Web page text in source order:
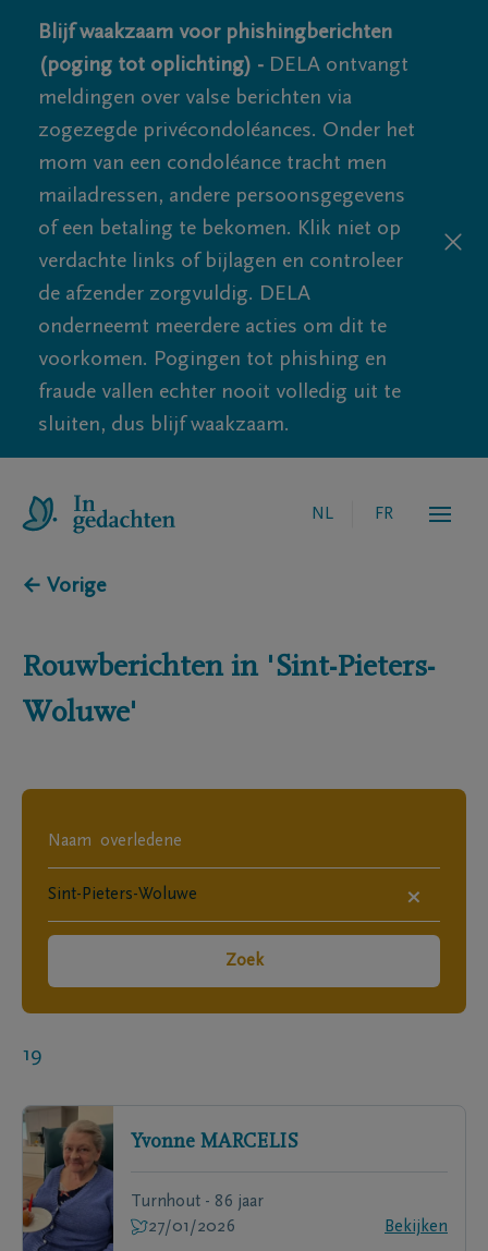
Blijf waakzaam voor phishingberichten
(poging tot oplichting) - DELA ontvangt
meldingen over valse berichten via
zogezegde privécondoléances. Onder het
mom van een condoléance tracht men
mailadressen, andere persoonsgegevens
of een betaling te bekomen. Klik niet op
verdachte links of bijlagen en controleer
de afzender zorgvuldig. DELA
onderneemt meerdere acties om dit te
voorkomen. Pogingen tot phishing en
fraude vallen echter nooit volledig uit te
sluiten, dus blijf waakzaam.
NL FR
← Vorige
Rouwberichten in 'Sint-Pieters-
Woluwe'
×
Zoek
19
Yvonne MARCELIS
Turnhout - 86 jaar
27/01/2026
Bekijken